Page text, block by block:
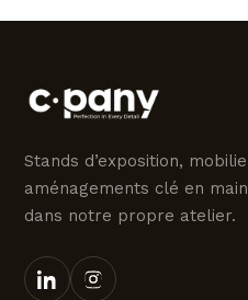
Stands d’exposition,
aménagements clé en
dans notre propre atelier.